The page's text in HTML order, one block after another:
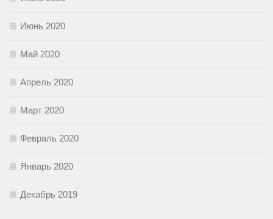
Июнь 2020
Май 2020
Апрель 2020
Март 2020
Февраль 2020
Январь 2020
Декабрь 2019